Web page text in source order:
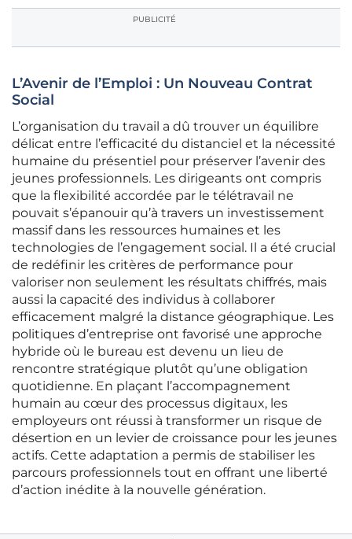
PUBLICITÉ
L’Avenir de l’Emploi : Un Nouveau Contrat
Social
L’organisation du travail a dû trouver un équilibre
délicat entre l’efficacité du distanciel et la nécessité
humaine du présentiel pour préserver l’avenir des
jeunes professionnels. Les dirigeants ont compris
que la flexibilité accordée par le télétravail ne
pouvait s’épanouir qu’à travers un investissement
massif dans les ressources humaines et les
technologies de l’engagement social. Il a été crucial
de redéfinir les critères de performance pour
valoriser non seulement les résultats chiffrés, mais
aussi la capacité des individus à collaborer
efficacement malgré la distance géographique. Les
politiques d’entreprise ont favorisé une approche
hybride où le bureau est devenu un lieu de
rencontre stratégique plutôt qu’une obligation
quotidienne. En plaçant l’accompagnement
humain au cœur des processus digitaux, les
employeurs ont réussi à transformer un risque de
désertion en un levier de croissance pour les jeunes
actifs. Cette adaptation a permis de stabiliser les
parcours professionnels tout en offrant une liberté
d’action inédite à la nouvelle génération.